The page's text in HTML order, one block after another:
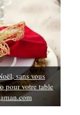
sans vous
pour votre table